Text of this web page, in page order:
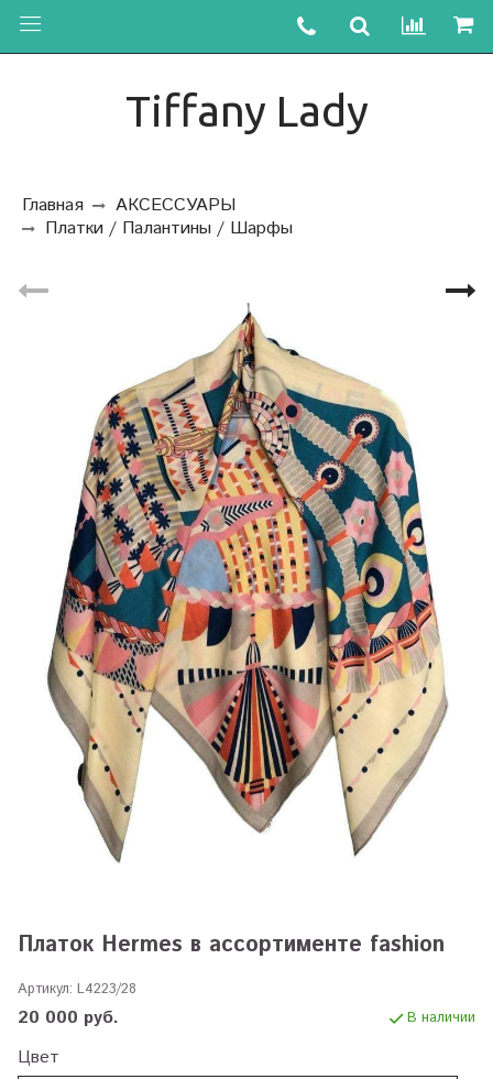
Tiffany Lady
Главная
АКСЕССУАРЫ
Платки / Палантины / Шарфы
Платок Hermes в ассортименте fashion
Артикул: L4223/28
20 000 руб. В наличии
Цвет